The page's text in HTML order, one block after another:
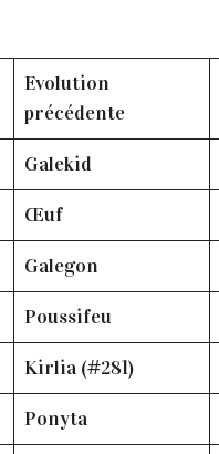
Evolution
précédente
Galekid
Œuf
Galegon
Poussifeu
Kirlia (#281)
Ponyta